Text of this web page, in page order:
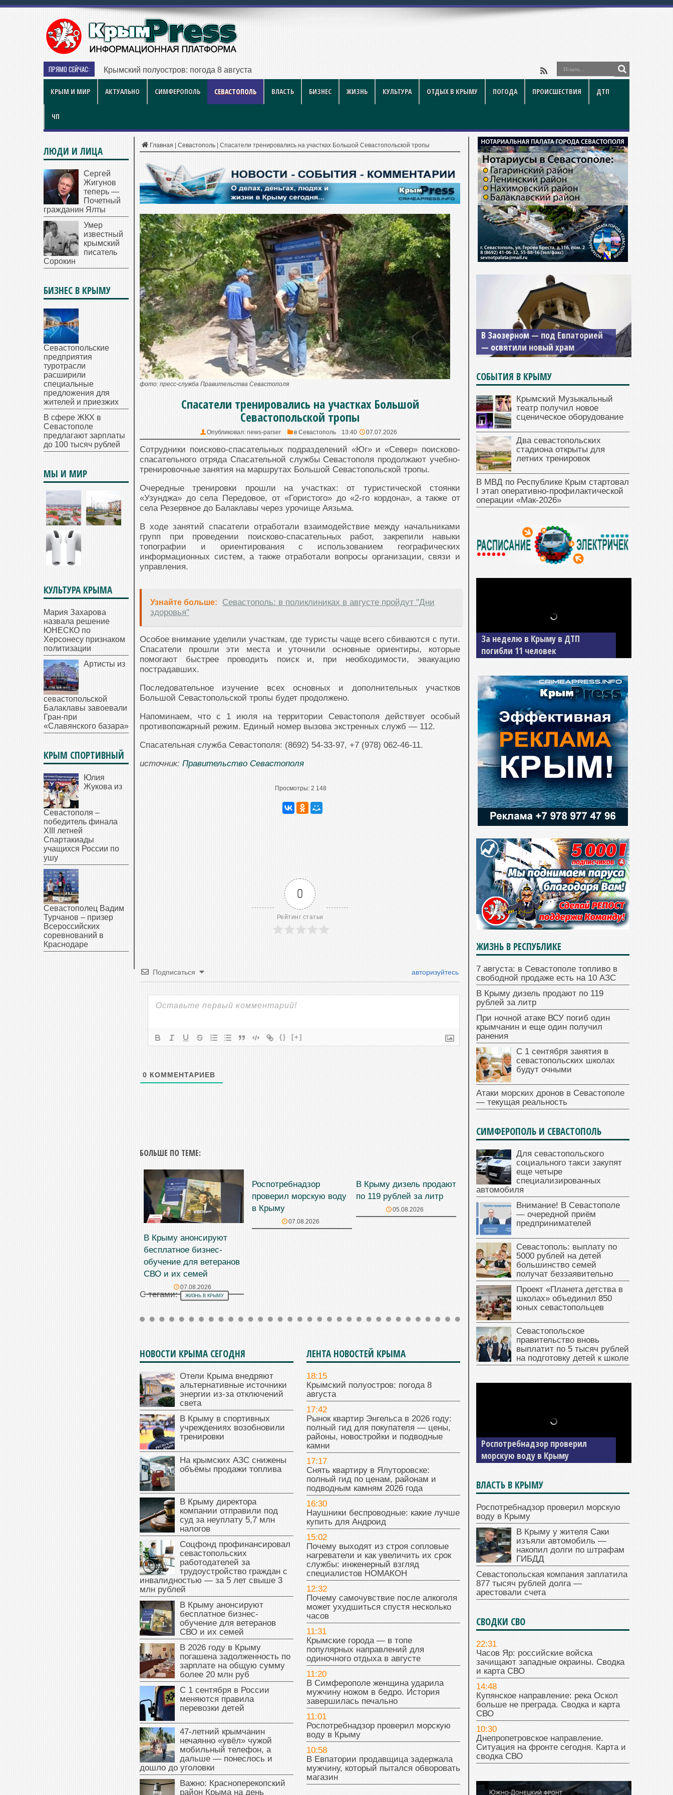
ПРЯМО СЕЙЧАС: Рынок квартир Энгельса в 2026 году: полный ги
КРЫМ И МИР АКТУАЛЬНО СИМФЕРОПОЛЬ СЕВАСТОПОЛЬ ВЛАСТЬ БИЗНЕС ЖИЗНЬ КУЛЬТУРА ОТДЫХ В КРЫМУ ПОГОДА ПРОИСШЕСТВИЯ ДТП
ЧП
Главная Севастополь Спасатели тренировались на участках Большой Севастопольской тропы
фото: пресс-служба Правительства Севастополя
Спасатели тренировались на участках Большой
Севастопольской тропы
Опубликовал: news-parser в Севастополь 13:40 07.07.2026
Сотрудники поисково-спасательных подразделений «Юг» и «Север» поисково-
спасательного отряда Спасательной службы Севастополя продолжают учебно-
тренировочные занятия на маршрутах Большой Севастопольской тропы.
Очередные тренировки прошли на участках: от туристической стоянки
«Узунджа» до села Передовое, от «Гористого» до «2-го кордона», а также от
села Резервное до Балаклавы через урочище Аязьма.
В ходе занятий спасатели отработали взаимодействие между начальниками
групп при проведении поисково-спасательных работ, закрепили навыки
топографии и ориентирования с использованием географических
информационных систем, а также отработали вопросы организации, связи и
управления.
Узнайте больше:
Севастополь: в поликлиниках в августе пройдут "Дни
здоровья"
Особое внимание уделили участкам, где туристы чаще всего сбиваются с пути.
Спасатели прошли эти места и уточнили основные ориентиры, которые
помогают быстрее проводить поиск и, при необходимости, эвакуацию
пострадавших.
Последовательное изучение всех основных и дополнительных участков
Большой Севастопольской тропы будет продолжено.
Напоминаем, что с 1 июля на территории Севастополя действует особый
противопожарный режим. Единый номер вызова экстренных служб — 112.
Спасательная служба Севастополя: (8692) 54-33-97, +7 (978) 062-46-11.
источник: Правительство Севастополя
Просмотры: 2 148
0
Рейтинг статьи
Подписаться авторизуйтесь
{} [+]
0 КОММЕНТАРИЕВ
БОЛЬШЕ ПО ТЕМЕ:
В Крыму анонсируют
бесплатное бизнес-
обучение для ветеранов
СВО и их семей
07.08.2026
Роспотребнадзор
проверил морскую воду
в Крыму
07.08.2026
В Крыму дизель продают
по 119 рублей за литр
05.08.2026
С тегами: ЖИЗНЬ В КРЫМУ
НОВОСТИ КРЫМА СЕГОДНЯ
Отели Крыма внедряют
альтернативные источники
энергии из-за отключений
света
В Крыму в спортивных
учреждениях возобновили
тренировки
На крымских АЗС снижены
объёмы продажи топлива
В Крыму директора
компании отправили под
суд за неуплату 5,7 млн
налогов
Соцфонд профинансировал
севастопольских
работодателей за
трудоустройство граждан с
инвалидностью — за 5 лет свыше 3
млн рублей
В Крыму анонсируют
бесплатное бизнес-
обучение для ветеранов
СВО и их семей
В 2026 году в Крыму
погашена задолженность по
зарплате на общую сумму
более 20 млн руб
С 1 сентября в России
меняются правила
перевозки детей
47‑летний крымчанин
нечаянно «увёл» чужой
мобильный телефон, а
дальше — понеслось и
дошло до уголовки
Важно: Красноперекопский
район Крыма на день
ЛЕНТА НОВОСТЕЙ КРЫМА
18:15
Крымский полуостров: погода 8
августа
17:42
Рынок квартир Энгельса в 2026 году:
полный гид для покупателя — цены,
районы, новостройки и подводные
камни
17:17
Снять квартиру в Ялуторовске:
полный гид по ценам, районам и
подводным камням 2026 года
16:30
Наушники беспроводные: какие лучше
купить для Андроид
15:02
Почему выходят из строя сопловые
нагреватели и как увеличить их срок
службы: инженерный взгляд
специалистов НОМАКОН
12:32
Почему самочувствие после алкоголя
может ухудшиться спустя несколько
часов
11:31
Крымские города — в топе
популярных направлений для
одиночного отдыха в августе
11:20
В Симферополе женщина ударила
мужчину ножом в бедро. История
завершилась печально
11:01
Роспотребнадзор проверил морскую
воду в Крыму
10:58
В Евпатории продавщица задержала
мужчину, который пытался обворовать
магазин
ЛЮДИ И ЛИЦА
Сергей
Жигунов
теперь —
Почетный
гражданин Ялты
Умер
известный
крымский
писатель
Сорокин
БИЗНЕС В КРЫМУ
Севастопольские
предприятия
туротрасли
расширили
специальные
предложения для
жителей и приезжих
В сфере ЖКХ в
Севастополе
предлагают зарплаты
до 100 тысяч рублей
МЫ И МИР
КУЛЬТУРА КРЫМА
Мария Захарова
назвала решение
ЮНЕСКО по
Херсонесу признаком
политизации
Артисты из
севастопольской
Балаклавы завоевали
Гран-при
«Славянского базара»
КРЫМ СПОРТИВНЫЙ
Юлия
Жукова из
Севастополя –
победитель финала
XIII летней
Спартакиады
учащихся России по
ушу
Севастополец Вадим
Турчанов – призер
Всероссийских
соревнований в
Краснодаре
В Заозерном — под Евпаторией
— освятили новый храм
СОБЫТИЯ В КРЫМУ
Крымский Музыкальный
театр получил новое
сценическое оборудование
Два севастопольских
стадиона открыты для
летних тренировок
В МВД по Республике Крым стартовал
I этап оперативно‑профилактической
операции «Мак‑2026»
За неделю в Крыму в ДТП
погибли 11 человек
ЖИЗНЬ В РЕСПУБЛИКЕ
7 августа: в Севастополе топливо в
свободной продаже есть на 10 АЗС
В Крыму дизель продают по 119
рублей за литр
При ночной атаке ВСУ погиб один
крымчанин и еще один получил
ранения
С 1 сентября занятия в
севастопольских школах
будут очными
Атаки морских дронов в Севастополе
— текущая реальность
СИМФЕРОПОЛЬ И СЕВАСТОПОЛЬ
Для севастопольского
социального такси закупят
еще четыре
специализированных
автомобиля
Внимание! В Севастополе
— очередной приём
предпринимателей
Севастополь: выплату по
5000 рублей на детей
большинство семей
получат беззаявительно
Проект «Планета детства в
школах» объединил 850
юных севастопольцев
Севастопольское
правительство вновь
выплатит по 5 тысяч рублей
на подготовку детей к школе
Роспотребнадзор проверил
морскую воду в Крыму
ВЛАСТЬ В КРЫМУ
Роспотребнадзор проверил морскую
воду в Крыму
В Крыму у жителя Саки
изъяли автомобиль —
накопил долги по штрафам
ГИБДД
Севастопольская компания заплатила
877 тысяч рублей долга —
арестовали счета
СВОДКИ СВО
22:31
Часов Яр: российские войска
зачищают западные окраины. Сводка
и карта СВО
14:48
Купянское направление: река Оскол
больше не преграда. Сводка и карта
СВО
10:30
Днепропетровское направление.
Ситуация на фронте сегодня. Карта и
сводка СВО